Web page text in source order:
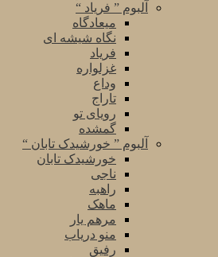
آلبوم ” فریاد “
میعادگاه
نگاه شیشه ای
فریاد
غزلواره
وداع
تاراج
رویای تو
گمشده
آلبوم ” خورشیدک تابان “
خورشیدک تابان
ناجی
راهبه
ماهک
مرهم یار
منو دریاب
رفیق